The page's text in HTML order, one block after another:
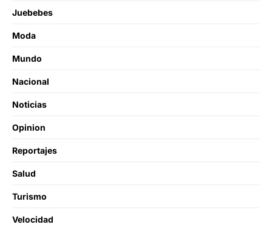
Juebebes
Moda
Mundo
Nacional
Noticias
Opinion
Reportajes
Salud
Turismo
Velocidad